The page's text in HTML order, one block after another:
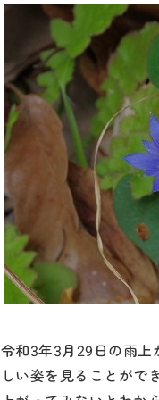
令和3年3月29日の雨上
しい姿を見ることがで